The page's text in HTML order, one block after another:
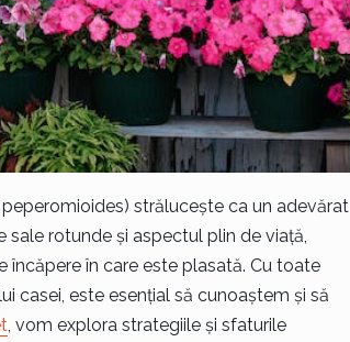
peperomioides) strălucește ca un adevărat
rotunde și aspectul plin de viață,
în care este plasată. Cu toate
casei, este esențial să cunoaștem și să
, vom explora strategiile și sfaturile